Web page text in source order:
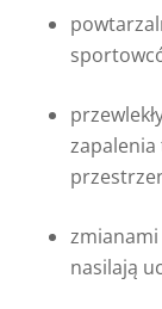
zapalenia
nasilają